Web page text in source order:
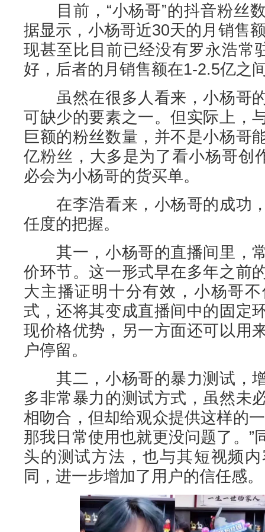
目前，“小杨哥”的抖音粉丝
据显示，小杨哥近30天的月销售
现甚至比目前已经没有罗永浩常
好，后者的月销售额在1-2.5亿之
虽然在很多人看来，小杨哥
可缺少的要素之一。但实际上，
巨额的粉丝数量，并不是小杨哥
亿粉丝，大多是为了看小杨哥创
必会为小杨哥的货买单。
在李浩看来，小杨哥的成功
任度的把握。
其一，小杨哥的直播间里，
价环节。这一形式早在多年之前
大主播证明十分有效，小杨哥
式，还将其变成直播间中的固定
现价格优势，另一方面还可以用
户停留。
其二，小杨哥的暴力测试，
多非常暴力的测试方式，虽然未
相吻合，但却给观众提供这样的
那我日常使用也就更没问题了。”
头的测试方法，也与其短视频
同，进一步增加了用户的信任感。